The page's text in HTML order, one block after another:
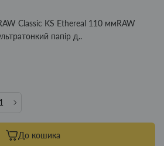
Classic KS Ethereal 110 ммRAW
папір д..
До кошика